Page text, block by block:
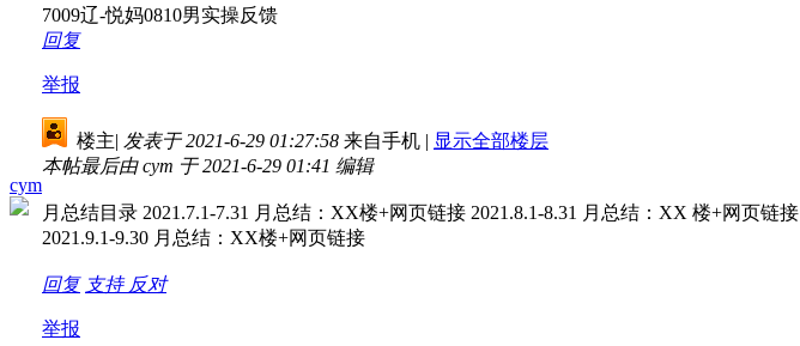
7009辽-悦妈0810男实操反馈
回复
举报
cym
楼主| 发表于 2021-6-29 01:27:58 来自手机 | 显示全部楼层
本帖最后由 cym 于 2021-6-29 01:41 编辑
月总结目录 2021.7.1-7.31 月总结：XX楼+网页链接 2021.8.1-8.31 月总结：XX 楼+网页链接
2021.9.1-9.30 月总结：XX楼+网页链接
回复 支持 反对
举报